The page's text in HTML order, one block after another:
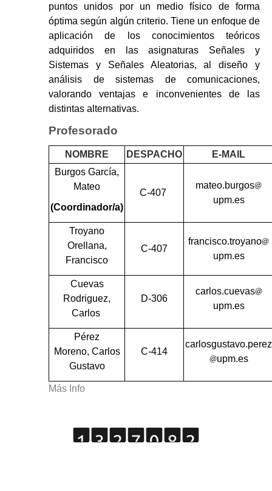
puntos unidos por un medio físico de forma
óptima según algún criterio. Tiene un enfoque de
aplicación de los conocimientos teóricos
adquiridos en las asignaturas Señales y
Sistemas y Señales Aleatorias, al diseño y
análisis de sistemas de comunicaciones,
valorando ventajas e inconvenientes de las
distintas alternativas.
Profesorado
NOMBRE DESPACHO
E-MAIL
Burgos García,
Mateo
(Coordinador/a)
C-407
mateo.burgos
upm.es
Troyano
Orellana,
Francisco
C-407
francisco.troyano
upm.es
Cuevas
Rodriguez,
Carlos
D-306
carlos.cuevas
upm.es
Pérez
Moreno, Carlos
Gustavo
C-414
carlosgustavo.perez
upm.es
Más Info